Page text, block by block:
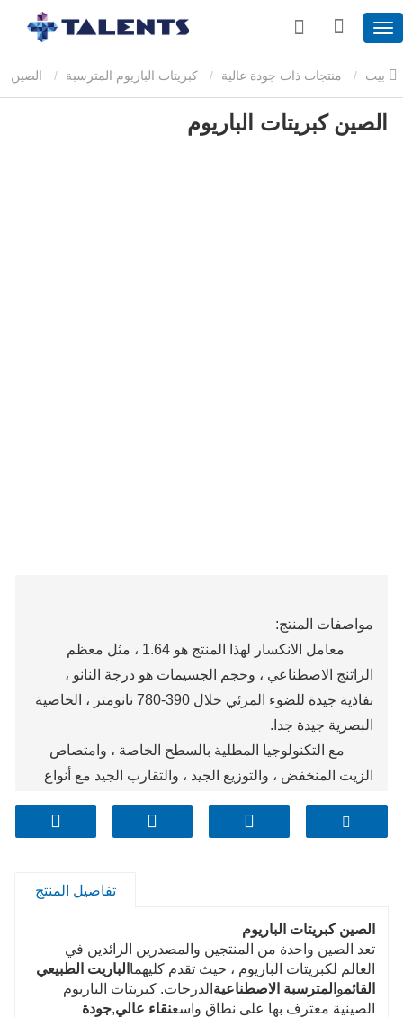
منتجات ذات جودة عالية كبريتات الباريوم المترسبة الصين
كبريتات الباريوم
الصين كبريتات الباريوم
مواصفات المنتج:
معامل الانكسار لهذا المنتج هو 1.64 ، مثل معظم
الراتنج الاصطناعي ، وحجم الجسيمات هو درجة النانو ،
نفاذية جيدة للضوء المرئي خلال 390-780 نانومتر ، الخاصية
البصرية جيدة جدا.
مع التكنولوجيا المطلية بالسطح الخاصة ، وامتصاص
الزيت المنخفض ، والتوزيع الجيد ، والتقارب الجيد مع أنواع
وتحسين معدل التعبئة ، وتقليل التكلفة النهائية.
بدون الهالوجين ، يمكن أن يضمن سلامة المنتج النهائي
ونظافته.
تفاصيل المنتج
الصين كبريتات الباريوم
تعد الصين واحدة من المنتجين والمصدرين الرائدين في
العالم لكبريتات الباريوم ، حيث تقدم كليهما الباريت الطبيعي
القائمو المترسبة الاصطناعية الدرجات. كبريتات الباريوم
الصينية معترف بها على نطاق واسعنقاء عالي,جودة